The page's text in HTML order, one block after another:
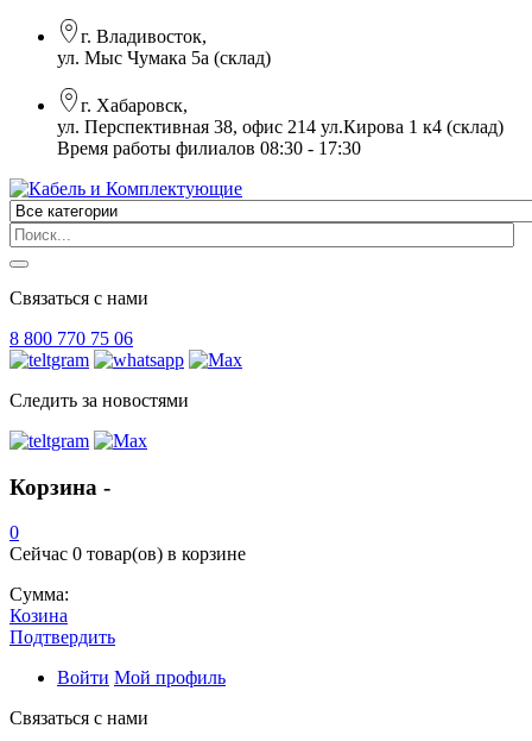
г. Владивосток,
ул. Мыс Чумака 5а (склад)
г. Хабаровск,
ул. Перспективная 38, офис 214 ул.Кирова 1 к4 (склад)
Время работы филиалов 08:30 - 17:30
Связаться с нами
8 800 770 75 06
Следить за новостями
Корзина -
0
Сейчас 0 товар(ов) в корзине
Сумма:
Козина
Подтвердить
Войти Мой профиль
Связаться с нами